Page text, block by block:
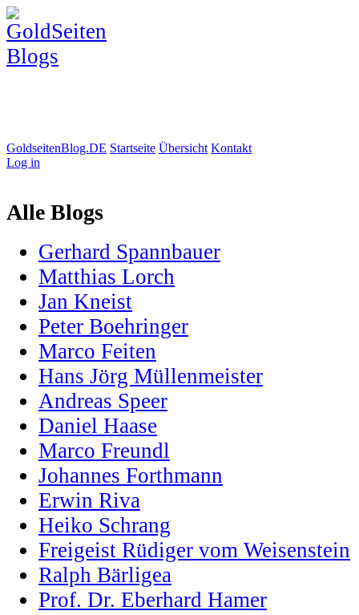
GoldseitenBlog.DE Startseite Übersicht Kontakt
Log in
Alle Blogs
Gerhard Spannbauer
Matthias Lorch
Jan Kneist
Peter Boehringer
Marco Feiten
Hans Jörg Müllenmeister
Andreas Speer
Daniel Haase
Marco Freundl
Johannes Forthmann
Erwin Riva
Heiko Schrang
Freigeist Rüdiger vom Weisenstein
Ralph Bärligea
Prof. Dr. Eberhard Hamer